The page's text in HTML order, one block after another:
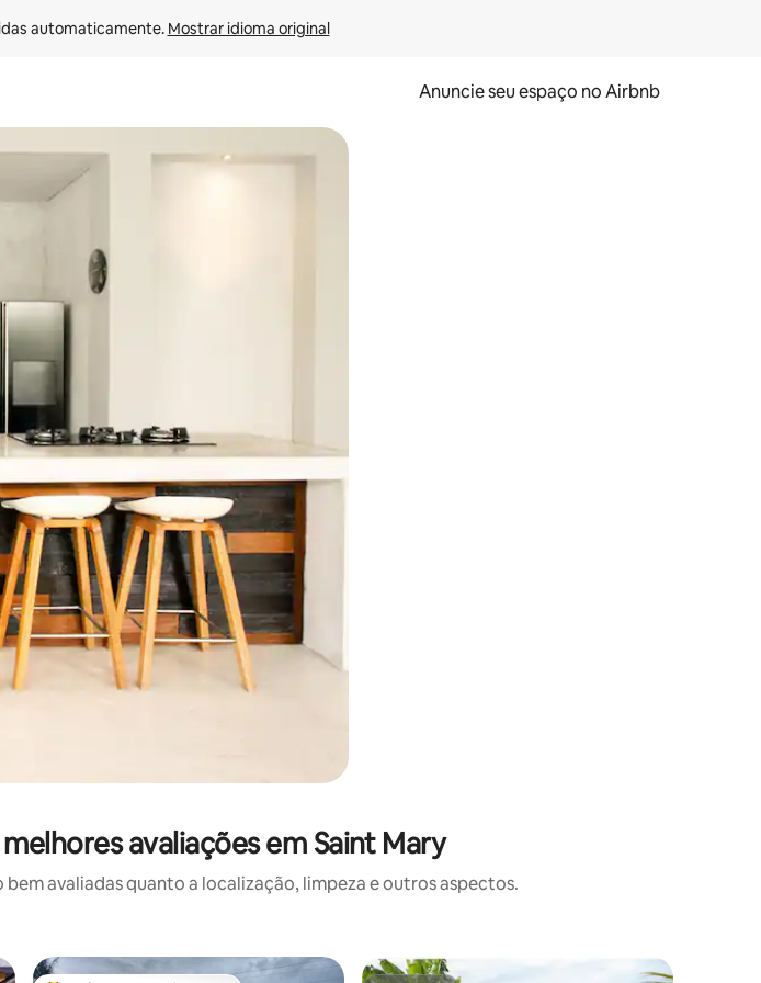
automaticamente. Mostrar idioma original
Anuncie seu espaço no Airbnb
para baixo do teclado ou tocando e deslizando o dedo na tela.
avaliações em Saint Mary
avaliadas quanto a localização, limpeza e outros aspectos.